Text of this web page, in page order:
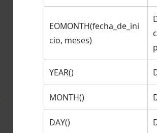
EOMONTH(fecha_de_ini
cio, meses)
YEAR()
MONTH()
DAY()